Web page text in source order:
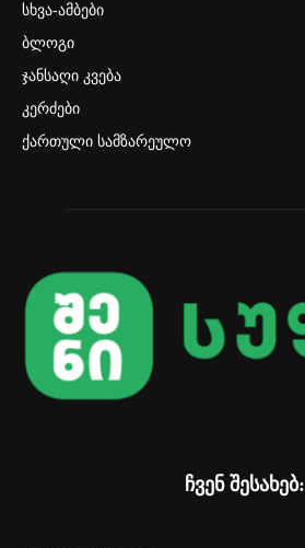
სხვა-ამბები
ბლოგი
ჯანსაღი კვება
კერძები
ქართული სამზარეულო
ჩვენ შესახებ: